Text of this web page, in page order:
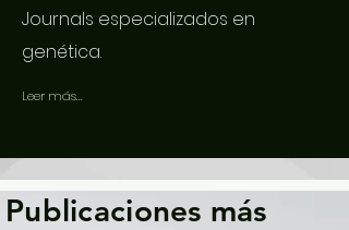
Journals especializados en
genética.
Leer más...
Publicaciones más